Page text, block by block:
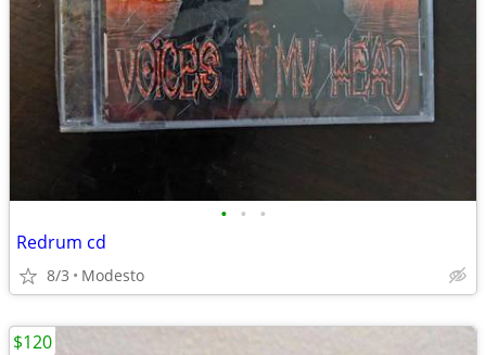
• • •
Redrum cd
8/3 Modesto
$120